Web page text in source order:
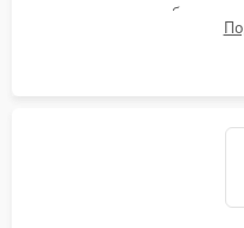
контроллеров и блоков
повреждений,